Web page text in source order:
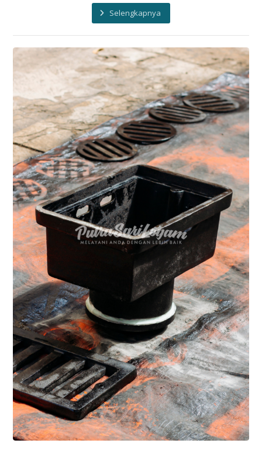
Selengkapnya